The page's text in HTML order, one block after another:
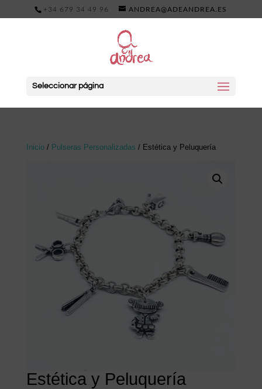
+34 679 34 49 96 ANDREA@ADEANDREA.ES
Seleccionar página
Inicio/ Pulseras Personalizadas / Estética y Peluquería
Estética y Peluquería